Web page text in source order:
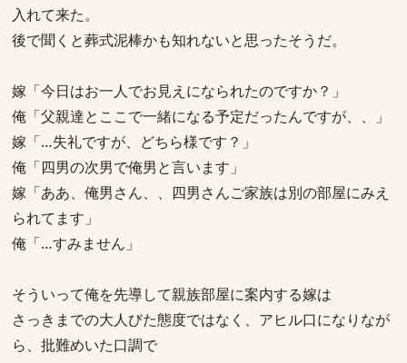
入れて来た。
後で聞くと葬式泥棒かも知れないと思ったそうだ。
嫁「今日はお一人でお見えになられたのですか？」
俺「父親達とここで一緒になる予定だったんですが、、」
嫁「…失礼ですが、どちら様です？」
俺「四男の次男で俺男と言います」
嫁「ああ、俺男さん、、四男さんご家族は別の部屋にみえ
られてます」
俺「…すみません」
そういって俺を先導して親族部屋に案内する嫁は
さっきまでの大人びた態度ではなく、アヒル口になりなが
ら、批難めいた口調で